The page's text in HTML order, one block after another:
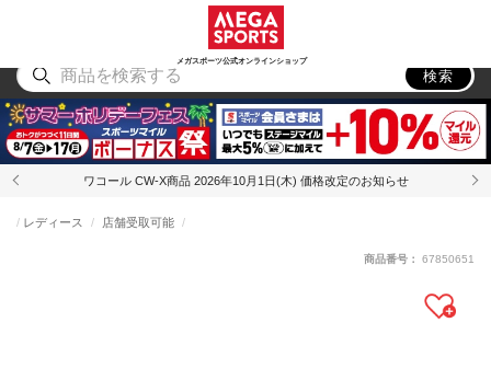
メガスポーツ公式オンラインショップ
アウトドア
検索
ワコール CW-X商品 2026年10月1日(木) 価格改定のお知らせ
レディース 店舗受取可能
商品番号： 67850651